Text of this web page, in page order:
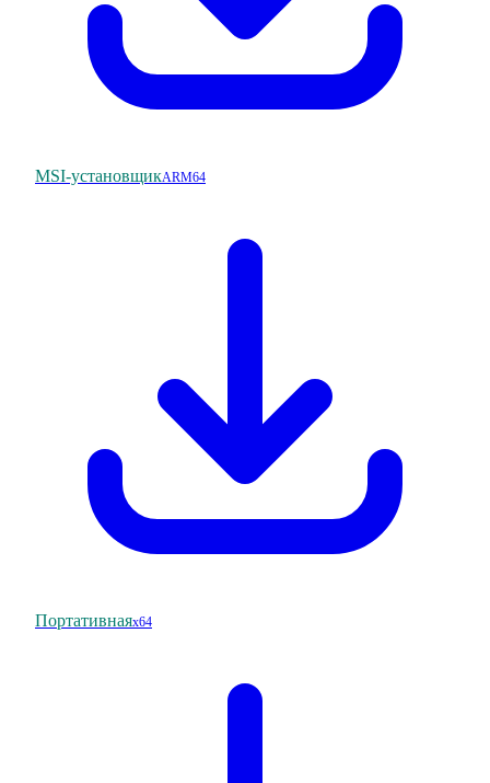
MSI-установщикARM64
Портативнаяx64